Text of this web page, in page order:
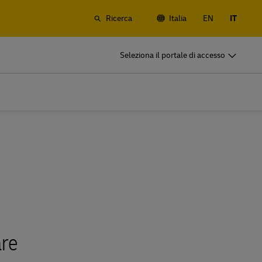
Ricerca Italia EN IT
e
Seleziona il portale di accesso
e
Siamo partner di spedizione